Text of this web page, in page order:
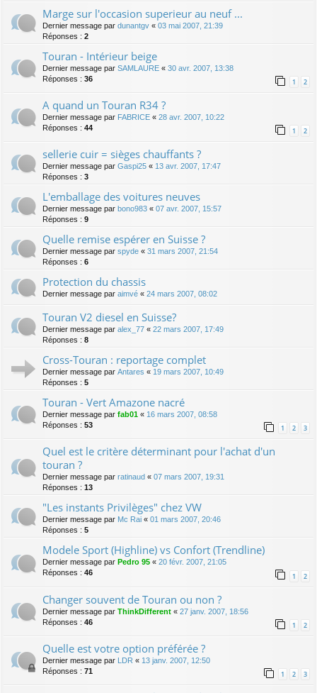
Marge sur l'occasion superieur au neuf ...
Dernier message par dunantgv « 03 mai 2007, 21:39
Réponses : 2
Touran - Intérieur beige
Dernier message par SAMLAURE « 30 avr. 2007, 13:38
Réponses : 36 1 2
A quand un Touran R34 ?
Dernier message par FABRICE « 28 avr. 2007, 10:22
Réponses : 44 1 2
sellerie cuir = sièges chauffants ?
Dernier message par Gaspi25 « 13 avr. 2007, 17:47
Réponses : 3
L'emballage des voitures neuves
Dernier message par bono983 « 07 avr. 2007, 15:57
Réponses : 9
Quelle remise espérer en Suisse ?
Dernier message par spyde « 31 mars 2007, 21:54
Réponses : 6
Protection du chassis
Dernier message par aimvé « 24 mars 2007, 08:02
Touran V2 diesel en Suisse?
Dernier message par alex_77 « 22 mars 2007, 17:49
Réponses : 8
Cross-Touran : reportage complet
Dernier message par Antares « 19 mars 2007, 10:49
Réponses : 5
Touran - Vert Amazone nacré
Dernier message par fab01 « 16 mars 2007, 08:58
Réponses : 53 1 2 3
Quel est le critère déterminant pour l'achat d'un
touran ?
Dernier message par ratinaud « 07 mars 2007, 19:31
Réponses : 13
"Les instants Privilèges" chez VW
Dernier message par Mc Rai « 01 mars 2007, 20:46
Réponses : 5
Modele Sport (Highline) vs Confort (Trendline)
Dernier message par Pedro 95 « 20 févr. 2007, 21:05
Réponses : 46 1 2
Changer souvent de Touran ou non ?
Dernier message par ThinkDifferent « 27 janv. 2007, 18:56
Réponses : 46 1 2
Quelle est votre option préférée ?
Dernier message par LDR « 13 janv. 2007, 12:50
Réponses : 71 1 2 3